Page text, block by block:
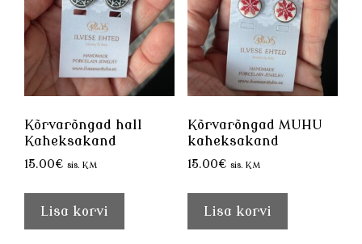
Kõrvarõngad hall
Kaheksakand
15.00€ sis. KM
Lisa korvi
Kõrvarõngad MUHU
kaheksakand
15.00€ sis. KM
Lisa korvi